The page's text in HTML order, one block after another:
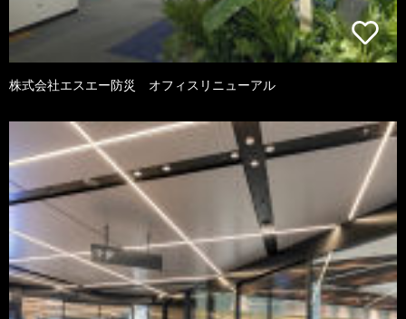
株式会社エスエー防災 オフィスリニューアル